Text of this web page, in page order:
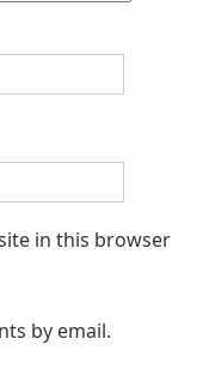
in this browser
by email.